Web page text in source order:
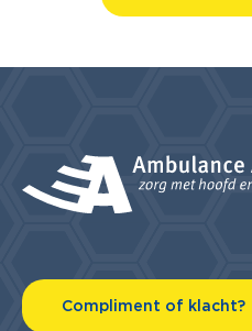
Compliment of klacht?